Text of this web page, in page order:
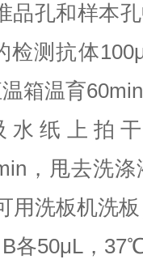
品孔和样本
检测抗体
箱温育
纸上拍
，甩去洗
用洗板机洗
各50μL，